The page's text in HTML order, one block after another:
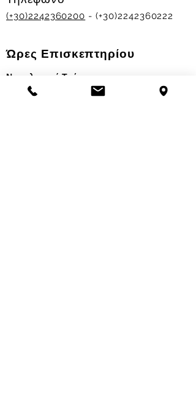
(+30)2242360200 - (+30)2242360222
Ώρες Επισκεπτηρίου
Νοσηλευτικά Τμήματα
Χειμερινό ωράριο: 11.00-13.00
17.30-19.30